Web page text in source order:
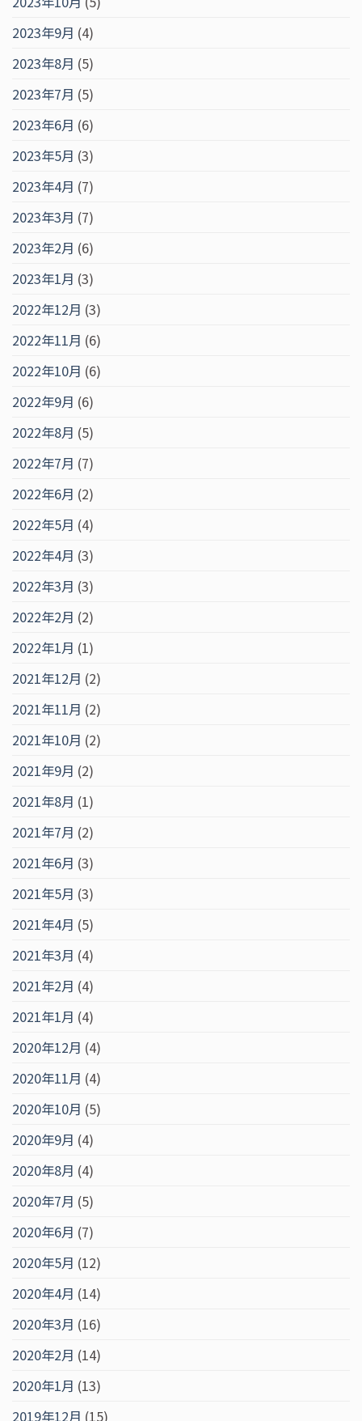
2023年9月 (4)
2023年8月 (5)
2023年7月 (5)
2023年6月 (6)
2023年5月 (3)
2023年4月 (7)
2023年3月 (7)
2023年2月 (6)
2023年1月 (3)
2022年12月 (3)
2022年11月 (6)
2022年10月 (6)
2022年9月 (6)
2022年8月 (5)
2022年7月 (7)
2022年6月 (2)
2022年5月 (4)
2022年4月 (3)
2022年3月 (3)
2022年2月 (2)
2022年1月 (1)
2021年12月 (2)
2021年11月 (2)
2021年10月 (2)
2021年9月 (2)
2021年8月 (1)
2021年7月 (2)
2021年6月 (3)
2021年5月 (3)
2021年4月 (5)
2021年3月 (4)
2021年2月 (4)
2021年1月 (4)
2020年12月 (4)
2020年11月 (4)
2020年10月 (5)
2020年9月 (4)
2020年8月 (4)
2020年7月 (5)
2020年6月 (7)
2020年5月 (12)
2020年4月 (14)
2020年3月 (16)
2020年2月 (14)
2020年1月 (13)
2019年12月 (15)